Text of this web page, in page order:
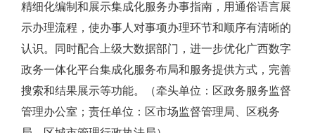
精细化编制和展示集成化服务办事指南，用通俗语言展
示办理流程，使办事人对事项办理环节和顺序有清晰的
认识。同时配合上级大数据部门，进一步优化广西数字
政务一体化平台集成化服务布局和服务提供方式，完善
搜索和结果展示等功能。
（牵头单位：区政务服务监督
管理办公室；责任单位：区市场监督管理局、区税务